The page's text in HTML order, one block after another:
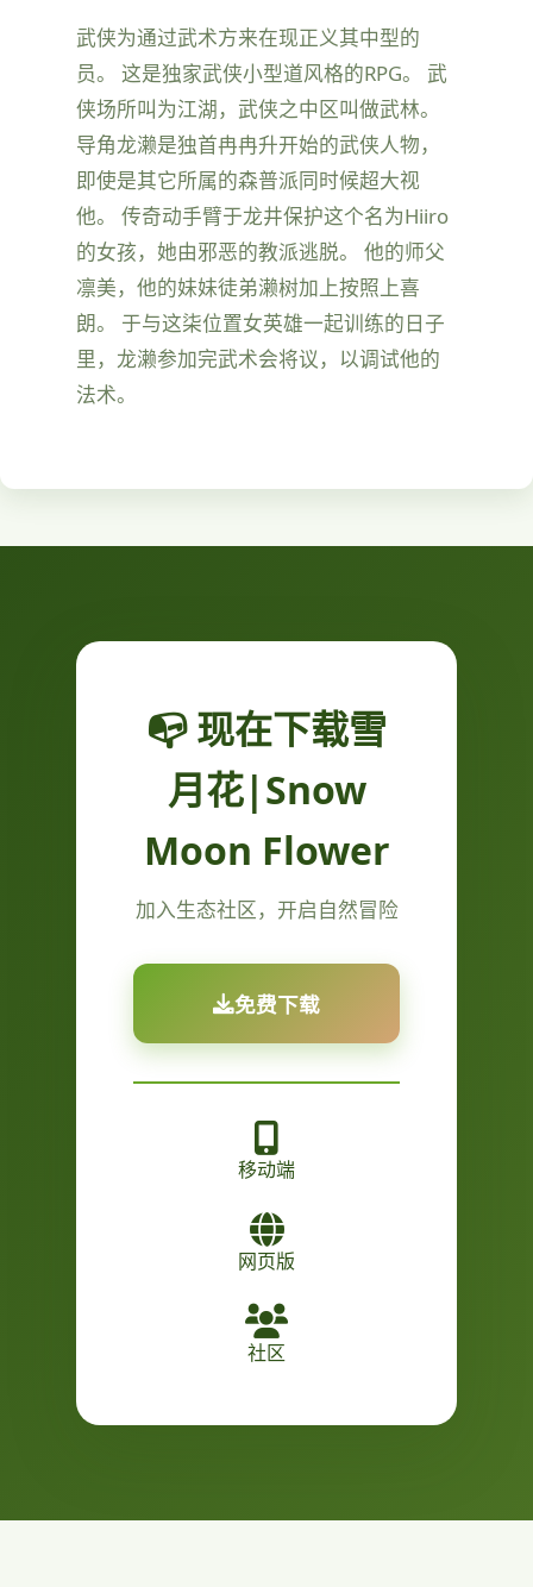
武侠为通过武术方来在现正义其中型的
员。 这是独家武侠小型道风格的RPG。 武
侠场所叫为江湖，武侠之中区叫做武林。
导角龙濑是独首冉冉升开始的武侠人物，
即使是其它所属的森普派同时候超大视
他。 传奇动手臂于龙井保护这个名为Hiiro
的女孩，她由邪恶的教派逃脱。 他的师父
凛美，他的妹妹徒弟濑树加上按照上喜
朗。 于与这柒位置女英雄一起训练的日子
里，龙濑参加完武术会将议，以调试他的
法术。
📭 现在下载雪
月花|Snow
Moon Flower
加入生态社区，开启自然冒险
免费下载
移动端
网页版
社区